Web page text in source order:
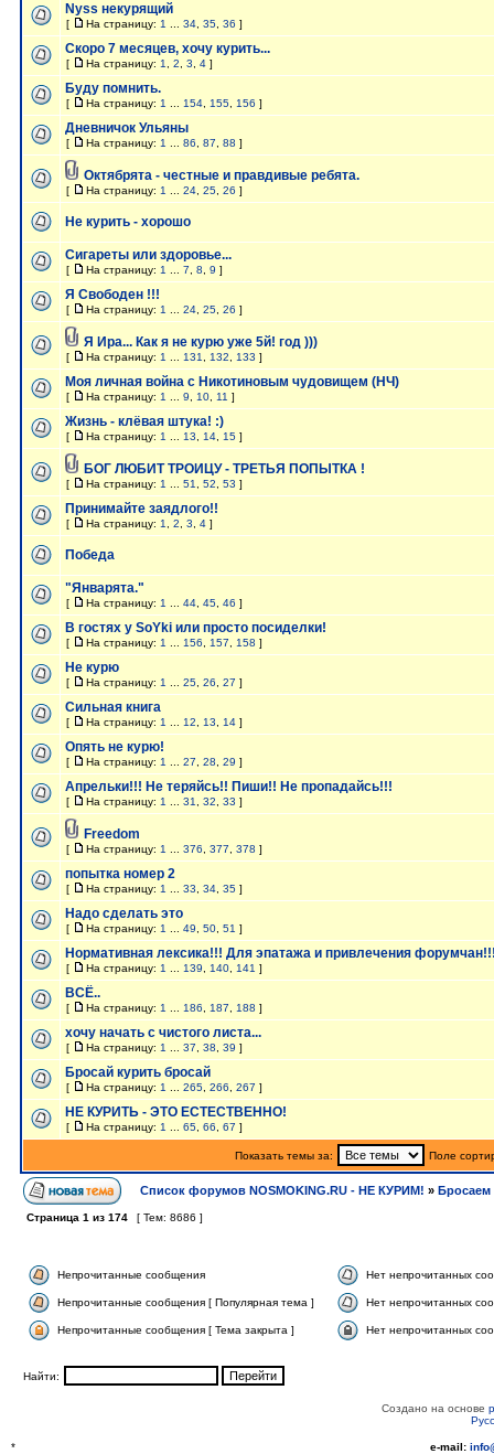
Nyss некурящий
[ На страницу: 1 34 35 36 ]
Скоро 7 месяцев, хочу курить...
[ На страницу: 1 2 3 4 ]
Буду помнить.
[ На страницу: 1 154 155 156 ]
Дневничок Ульяны
[ На страницу: 1 86 87 88 ]
Октябрята - честные и правдивые ребята.
[ На страницу: 1 24 25 26 ]
Не курить - хорошо
Сигареты или здоровье...
[ На страницу: 1 7 8 9 ]
Я Свободен !!!
[ На страницу: 1 24 25 26 ]
Я Ира... Как я не курю уже 5й! год )))
[ На страницу: 1 131 132 133 ]
Моя личная война с Никотиновым чудовищем (НЧ)
[ На страницу: 1 9 10 11 ]
Жизнь - клёвая штука! :)
[ На страницу: 1 13 14 15 ]
БОГ ЛЮБИТ ТРОИЦУ - ТРЕТЬЯ ПОПЫТКА !
[ На страницу: 1 51 52 53 ]
Принимайте заядлого!!
[ На страницу: 1 2 3 4 ]
Победа
"Январята."
[ На страницу: 1 44 45 46 ]
В гостях у SoYki или просто посиделки!
[ На страницу: 1 156 157 158 ]
Не курю
[ На страницу: 1 25 26 27 ]
Сильная книга
[ На страницу: 1 12 13 14 ]
Опять не курю!
[ На страницу: 1 27 28 29 ]
Апрельки!!! Не теряйсь!! Пиши!! Не пропадайсь!!!
[ На страницу: 1 31 32 33 ]
Freedom
[ На страницу: 1 376 377 378 ]
попытка номер 2
[ На страницу: 1 33 34 35 ]
Надо сделать это
[ На страницу: 1 49 50 51 ]
Нормативная лексика!!! Для эпатажа и привлечения
[ На страницу: 1 139 140 141 ]
ВСЁ..
[ На страницу: 1 186 187 188 ]
хочу начать с чистого листа...
[ На страницу: 1 37 38 39 ]
Бросай курить бросай
[ На страницу: 1 265 266 267 ]
НЕ КУРИТЬ - ЭТО ЕСТЕСТВЕННО!
[ На страницу: 1 65 66 67 ]
Показать темы за: Поле
Список форумов NOSMOKING.RU - НЕ КУРИМ! » Бросаем
Страница 1 из 174 [ Тем: 8686 ]
Непрочитанные сообщения Нет непрочитанных
Непрочитанные сообщения [ Популярная тема ] Нет непрочитанных
Непрочитанные сообщения [ Тема закрыта ] Нет непрочитанных
Найти:
Создано на основе
* e-mail: